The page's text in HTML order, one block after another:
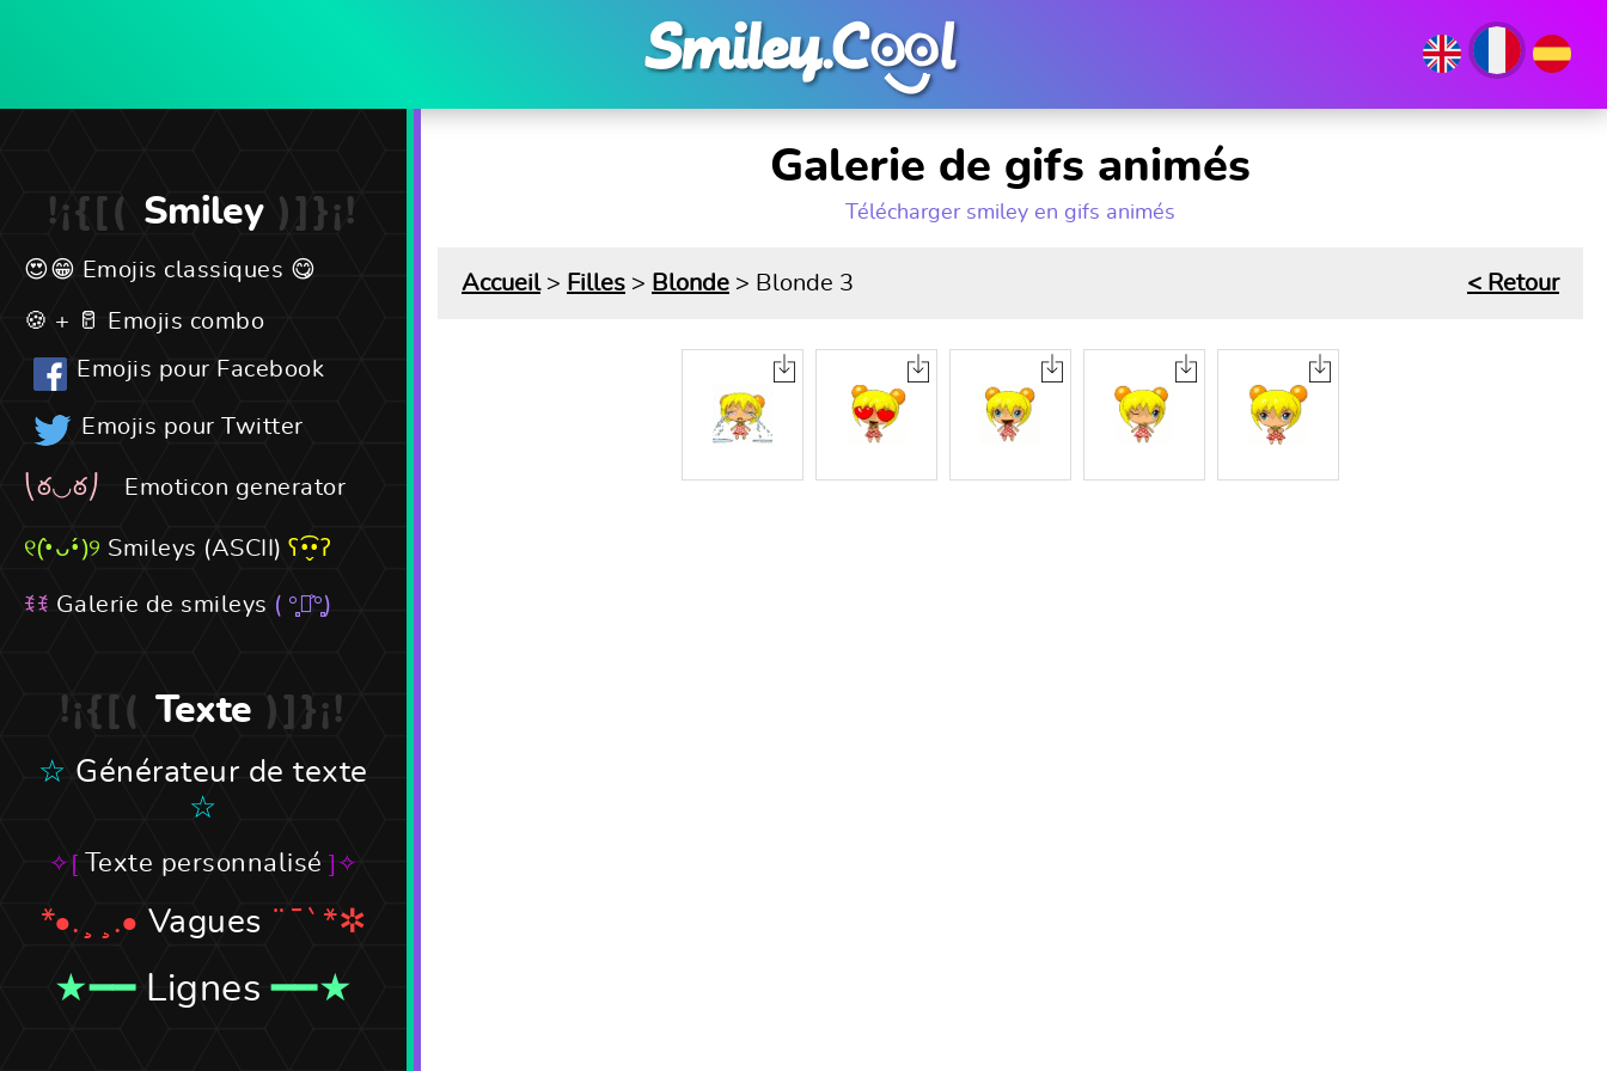
Smiley
Emojis classiques
Emojis combo
Emojis pour Facebook
Emojis pour Twitter
Emoticon generator
Smileys (ASCII)
Galerie de smileys
Texte
Générateur de texte
Texte personnalisé
Vagues
Lignes
Galerie de gifs animés
Télécharger smiley en gifs animés
Accueil> Filles > Blonde > Blonde 3 < Retour